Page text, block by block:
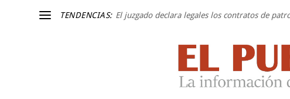
TENDENCIAS: El juzgado declara legales los contratos de